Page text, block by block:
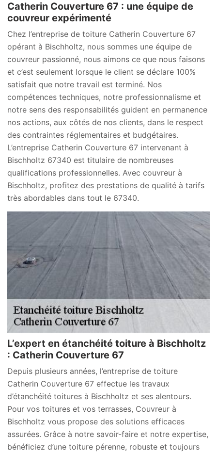
Catherin Couverture 67 : une équipe de
couvreur expérimenté
Chez l’entreprise de toiture Catherin Couverture 67
opérant à Bischholtz, nous sommes une équipe de
couvreur passionné, nous aimons ce que nous faisons
et c’est seulement lorsque le client se déclare 100%
satisfait que notre travail est terminé. Nos
compétences techniques, notre professionnalisme et
notre sens des responsabilités guident en permanence
nos actions, aux côtés de nos clients, dans le respect
des contraintes réglementaires et budgétaires.
L’entreprise Catherin Couverture 67 intervenant à
Bischholtz 67340 est titulaire de nombreuses
qualifications professionnelles. Avec couvreur à
Bischholtz, profitez des prestations de qualité à tarifs
très abordables dans tout le 67340.
L’expert en étanchéité toiture à Bischholtz
: Catherin Couverture 67
Depuis plusieurs années, l’entreprise de toiture
Catherin Couverture 67 effectue les travaux
d’étanchéité toitures à Bischholtz et ses alentours.
Pour vos toitures et vos terrasses, Couvreur à
Bischholtz vous propose des solutions efficaces
assurées. Grâce à notre savoir-faire et notre expertise,
bénéficiez d’une toiture pérenne, robuste et toujours